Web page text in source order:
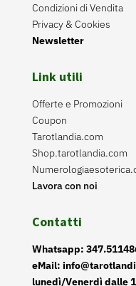
Condizioni di Vendita
Privacy & Cookies
Newsletter
Link utili
Offerte e Promozioni
Coupon
Tarotlandia.com
Shop.tarotlandia.com
Lavora con noi
Contatti
Whatsapp:
eMail:
lunedì/Venerdì dalle